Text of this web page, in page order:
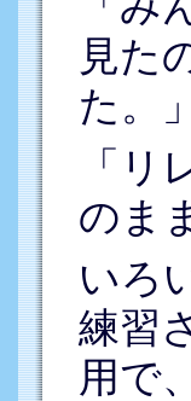
見た
た。」
「
のま
いろ
練習
用で